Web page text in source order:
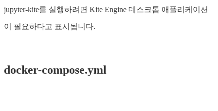
jupyter-kite를 실행하려면 Kite Engine 데스크톱 애플리케이션
이 필요하다고 표시됩니다.
docker-compose.yml